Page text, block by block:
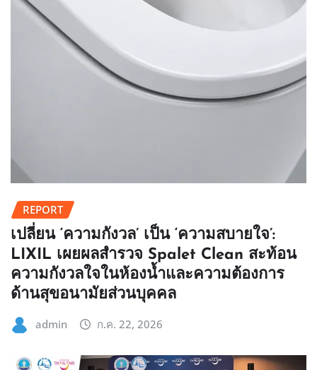
REPORT
เปลี่ยน ‘ความกังวล’ เป็น ‘ความสบายใจ’:
LIXIL เผยผลสำรวจ Spalet Clean สะท้อน
ความกังวลใจในห้องน้ำและความต้องการ
ด้านสุขอนามัยส่วนบุคคล
admin ก.ค. 22, 2026